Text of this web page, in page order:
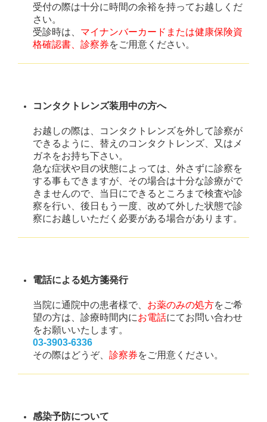
受付の際は十分に時間の余裕を持ってお越しくだ
さい。
受診時は、 マイナンバーカードまたは健康保険資
格確認書 、診察券をご用意ください。
コンタクトレンズ装用中の方へ
お越しの際は、コンタクトレンズを外して診察が
できるように、替えのコンタクトレンズ、又はメ
ガネをお持ち下さい。
急な症状や目の状態によっては、外さずに診察を
する事もできますが、その場合は十分な診療がで
きませんので、当日にできるところまで検査や診
察を行い、後日もう一度、改めて外した状態で診
察にお越しいただく必要がある場合があります。
電話による処方箋発行
当院に通院中の患者様で、 お薬のみの処方をご希
望の方は、診療時間内にお電話にてお問い合わせ
をお願いいたします。
03-3903-6336
その際はどうぞ、 診察券をご用意ください。
感染予防について